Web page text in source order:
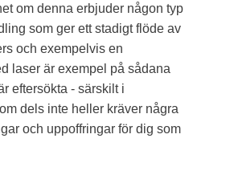
om denna erbjuder någon typ
som ger ett stadigt flöde av
och exempelvis en
laser är exempel på sådana
eftersökta - särskilt i
dels inte heller kräver några
och uppoffringar för dig som